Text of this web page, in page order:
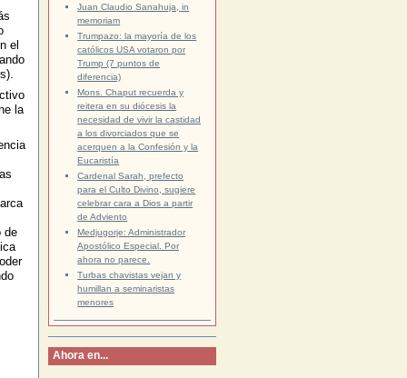
el
la
de
Juan Claudio Sanahuja, in
memoriam
Trumpazo: la mayoría de los
católicos USA votaron por
Trump (7 puntos de
diferencia)
Mons. Chaput recuerda y
reitera en su diócesis la
necesidad de vivir la castidad
a los divorciados que se
acerquen a la Confesión y la
Eucaristía
Cardenal Sarah, prefecto
para el Culto Divino, sugiere
celebrar cara a Dios a partir
de Adviento
Medjugorje: Administrador
Apostólico Especial. Por
ahora no parece.
Turbas chavistas vejan y
humillan a seminaristas
menores
Ahora en...